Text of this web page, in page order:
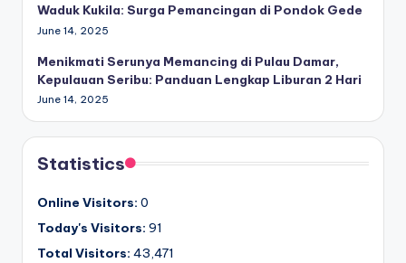
Waduk Kukila: Surga Pemancingan di Pondok Gede
June 14, 2025
Menikmati Serunya Memancing di Pulau Damar,
Kepulauan Seribu: Panduan Lengkap Liburan 2 Hari
June 14, 2025
Statistics
Online Visitors: 0
Today's Visitors: 91
Total Visitors: 43,471